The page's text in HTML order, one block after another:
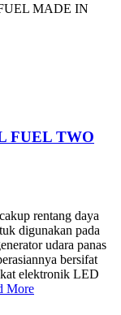
MADE IN
FUEL TWO
rentang daya
digunakan pada
udara panas
bersifat
elektronik LED
More